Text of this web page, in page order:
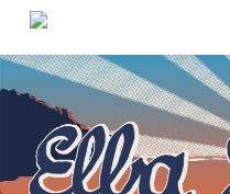
HOME
ABOUT
BANDS 2019